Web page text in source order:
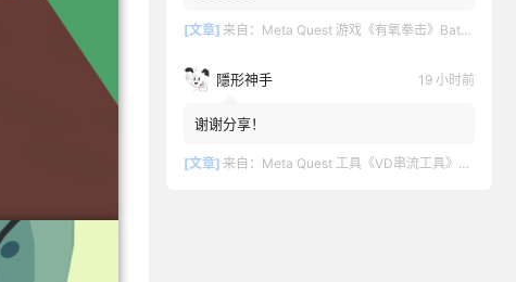
[文章] 来自： Meta Quest 游戏《有氧拳击》Battle Fit: VR Cardio Boxing
隱形神手 19 小时前
谢谢分享！
[文章] 来自： Meta Quest 工具《VD串流工具》Virtual Desktop 破解版